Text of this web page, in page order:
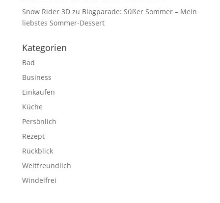
Snow Rider 3Dzu Blogparade: Süßer Sommer – Mein
liebstes Sommer-Dessert
Kategorien
Bad
Business
Einkaufen
Küche
Persönlich
Rezept
Rückblick
Weltfreundlich
Windelfrei